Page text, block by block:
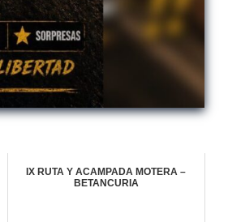
IX RUTA Y ACAMPADA MOTERA –
BETANCURIA